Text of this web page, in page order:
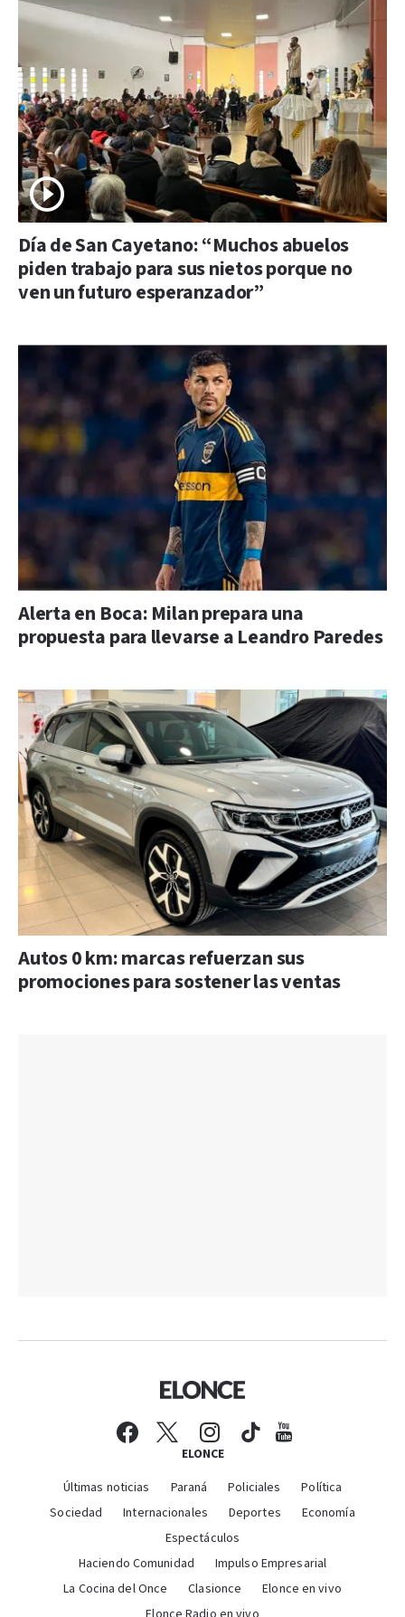
Día de San Cayetano: “Muchos abuelos
piden trabajo para sus nietos porque no
ven un futuro esperanzador”
Alerta en Boca: Milan prepara una
propuesta para llevarse a Leandro Paredes
Autos 0 km: marcas refuerzan sus
promociones para sostener las ventas
ELONCE
Últimas noticias Paraná Policiales
Política
Sociedad
Internacionales Deportes
Economía
Espectáculos
Haciendo Comunidad
Impulso Empresarial
La Cocina del Once
Clasionce
Elonce en vivo